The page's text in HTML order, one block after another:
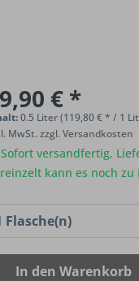
€ *
0.5 Liter (119,80 € * / 1
MwSt.zzgl. Versandkosten
Sofort versandfertig,
kann es noch
In den Warenkorb